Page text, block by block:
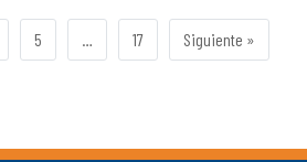
5 17 Siguiente »